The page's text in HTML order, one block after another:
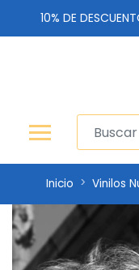
10% DE
Inicio Vinilos